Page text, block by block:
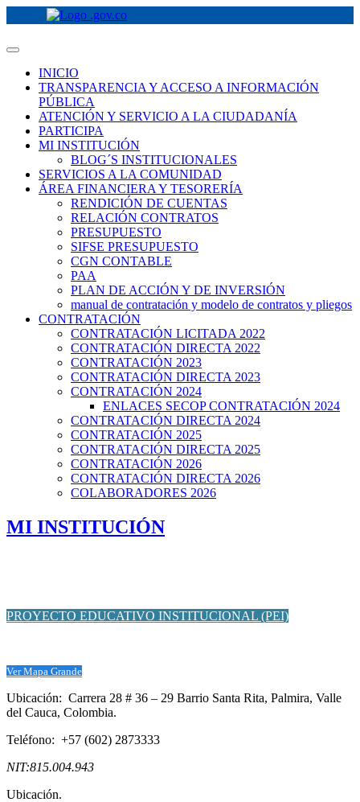
INICIO
TRANSPARENCIA Y ACCESO A INFORMACIÓN
PÚBLICA
ATENCIÓN Y SERVICIO A LA CIUDADANÍA
PARTICIPA
MI INSTITUCIÓN
BLOG´S INSTITUCIONALES
SERVICIOS A LA COMUNIDAD
ÁREA FINANCIERA Y TESORERÍA
RENDICIÓN DE CUENTAS
RELACIÓN CONTRATOS
PRESUPUESTO
SIFSE PRESUPUESTO
CGN CONTABLE
PAA
PLAN DE ACCIÓN Y DE INVERSIÓN
manual de contratación y modelo de contratos y pliegos
CONTRATACIÓN
CONTRATACIÓN LICITADA 2022
CONTRATACIÓN DIRECTA 2022
CONTRATACIÓN 2023
CONTRATACIÓN DIRECTA 2023
CONTRATACIÓN 2024
ENLACES SECOP CONTRATACIÓN 2024
CONTRATACIÓN DIRECTA 2024
CONTRATACIÓN 2025
CONTRATACIÓN DIRECTA 2025
CONTRATACIÓN 2026
CONTRATACIÓN DIRECTA 2026
COLABORADORES 2026
MI INSTITUCIÓN
PROYECTO EDUCATIVO INSTITUCIONAL (PEI)
Ver Mapa Grande
Ubicación: Carrera 28 # 36 – 29 Barrio Santa Rita, Palmira, Valle
del Cauca, Colombia.
Teléfono: +57 (602) 2873333
NIT:815.004.943
Ubicación.